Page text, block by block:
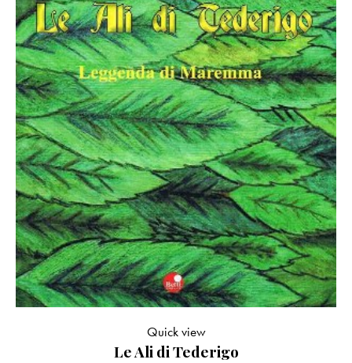
Le Ali di Tederigo
Quick view